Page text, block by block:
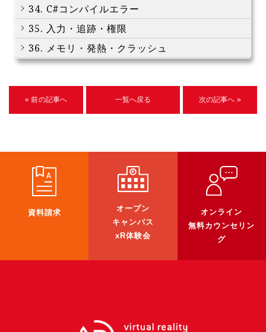
34. C#コンパイルエラー
35. 入力・追跡・権限
36. メモリ・発熱・クラッシュ
« 前の記事へ 一覧へ戻る 次の記事へ »
資料請求
オープン
キャンパス
xR体験会
オンライン
無料カウンセリン
グ